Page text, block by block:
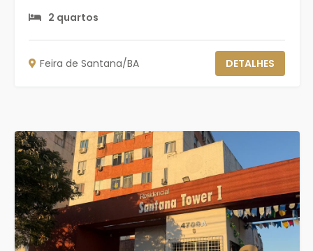
2 quartos
Feira de Santana/BA DETALHES